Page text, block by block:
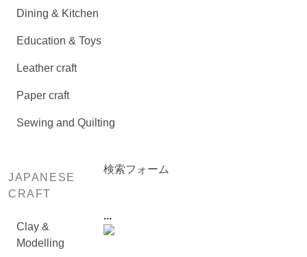
Dining & Kitchen
Education & Toys
Leather craft
Paper craft
Sewing and Quilting
JAPANESE
CRAFT
Clay &
Modelling
検索フォーム
...